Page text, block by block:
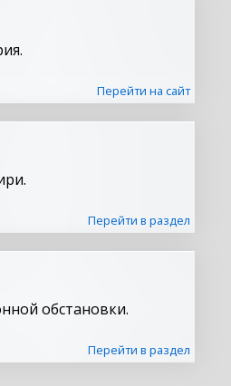
Перейти на сайт
Перейти в раздел
обстановки.
Перейти в раздел